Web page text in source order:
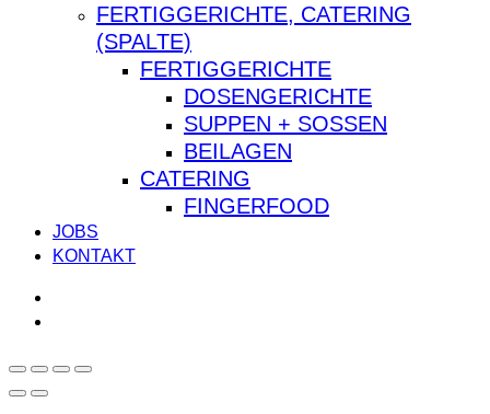
FERTIGGERICHTE, CATERING
(SPALTE)
FERTIGGERICHTE
DOSENGERICHTE
SUPPEN + SOSSEN
BEILAGEN
CATERING
FINGERFOOD
JOBS
KONTAKT